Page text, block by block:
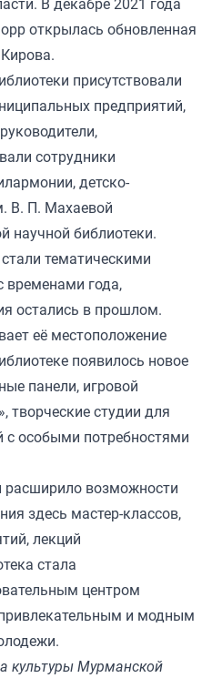
В декабре 2021 года
открылась обновленная
присутствовали
предприятий,
сотрудники
детско-
В. П. Махаевой
научной библиотеки.
тематическими
временами года,
остались в прошлом.
её местоположение
появилось новое
панели, игровой
творческие студии для
с особыми потребностями
расширило возможности
здесь мастер-классов,
лекций
стала
центром
и модным
культуры Мурманской